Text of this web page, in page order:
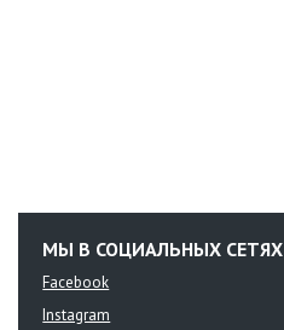
МЫ В СОЦИАЛЬНЫХ СЕТЯХ
Facebook
Instagram